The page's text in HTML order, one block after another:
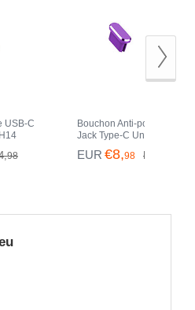
USB-C
Bleu
98
Bouchon Anti-poussiere
Jack Type-C Universel H13
pour Apple iPhone 15 Pro
EUR €8,98 EUR€14,